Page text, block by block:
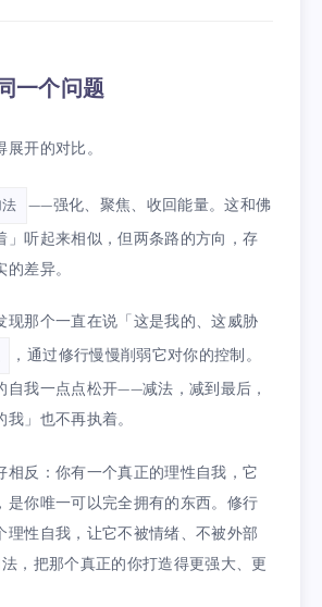
一个问题
开的对比。
法
——强化、聚焦、收回能量。这和佛
」听起来相似，但两条路的方向，存
差异。
现那个一直在说「这是我的、这威胁
，通过修行慢慢削弱它对你的控制。
自我一点点松开——减法，减到最后，
」也不再执着。
相反：你有一个真正的理性自我，它
是你唯一可以完全拥有的东西。修行
理性自我，让它不被情绪、不被外部
，把那个真正的你打造得更强大、更